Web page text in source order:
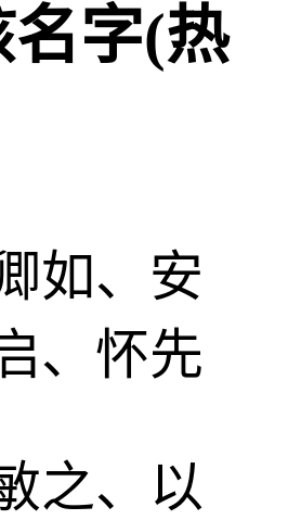
名字(热
如、安
、怀先
之、以